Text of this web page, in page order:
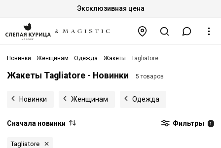
Эксклюзивная цена
Новинки Женщинам Одежда Жакеты Tagliatore
Жакеты Tagliatore - Новинки 5 товаров
Новинки Женщинам Одежда
Сначала новинки Фильтры 1
Tagliatore